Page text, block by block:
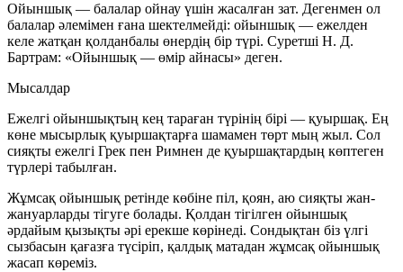
Ойыншық — балалар ойнау үшін жасалған зат. Дегенмен ол
балалар әлемімен ғана шектелмейді: ойыншық — ежелден
келе жатқан қолданбалы өнердің бір түрі. Суретші Н. Д.
Бартрам: «Ойыншық — өмір айнасы» деген.
Мысалдар
Ежелгі ойыншықтың кең тараған түрінің бірі — қуыршақ. Ең
көне мысырлық қуыршақтарға шамамен төрт мың жыл. Сол
сияқты ежелгі Грек пен Римнен де қуыршақтардың көптеген
түрлері табылған.
Жұмсақ ойыншық ретінде көбіне піл, қоян, аю сияқты жан-
жануарларды тігуге болады. Қолдан тігілген ойыншық
әрдайым қызықты әрі ерекше көрінеді. Сондықтан біз үлгі
сызбасын қағазға түсіріп, қалдық матадан жұмсақ ойыншық
жасап көреміз.